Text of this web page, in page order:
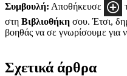
Συμβουλή: Αποθήκευσε
στη Βιβλιοθήκη σου. Έτσι,
βοηθάς να σε γνωρίσουμε για
Σχετικά άρθρα